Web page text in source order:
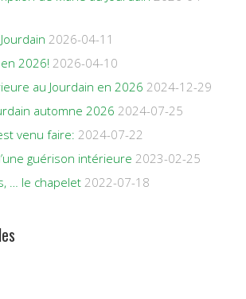
2026-04-11
2026! 2026-04-10
au Jourdain en 2026 2024-12-29
automne 2026 2024-07-25
venu faire: 2024-07-22
guérison intérieure 2023-02-25
… le chapelet 2022-07-18